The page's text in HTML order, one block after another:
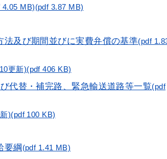
4.05 MB)(pdf 3.87 MB)
及び期間並びに実費弁償の基準(pdf
更新)(pdf 406 KB)
代替・補完路、緊急輸送道路等一覧(pdf
)(pdf 100 KB)
要綱 (pdf 1.41 MB)